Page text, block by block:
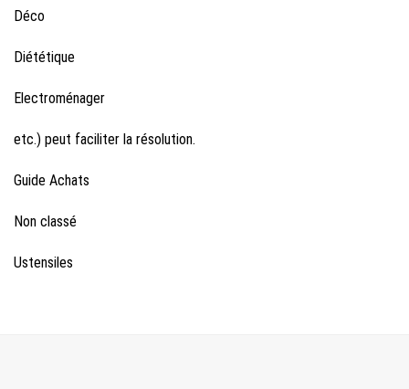
Déco
Diététique
Electroménager
etc.) peut faciliter la résolution.
Guide Achats
Non classé
Ustensiles